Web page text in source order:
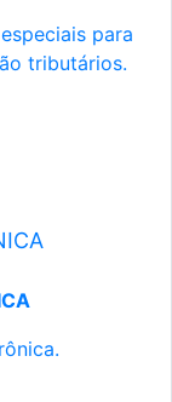
para
tributários.